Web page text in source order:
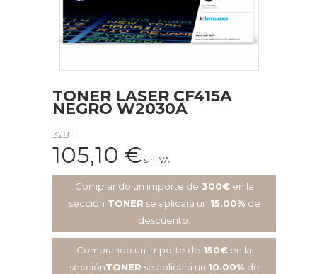
TONER LASER CF415A
NEGRO W2030A
32811
105,10 € sin IVA
Comprando un importe de 300€en la
sección TONER se aplicará un 15.00% de
descuento.
Comprando un importe de 150€ en la
secciónTONER se aplicará un 10.00% de